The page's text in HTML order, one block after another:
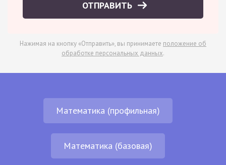
ОТПРАВИТЬ
Нажимая на кнопку «Отправить», вы принимаете положение об
обработке персональных данных.
Математика (профильная)
Математика (базовая)